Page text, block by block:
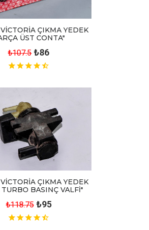
ÇIKMA YEDEK
ÜST CONTA"
₺107.5 ₺86
ÇIKMA YEDEK
TURBO BASINÇ VALFİ"
₺118.75 ₺95